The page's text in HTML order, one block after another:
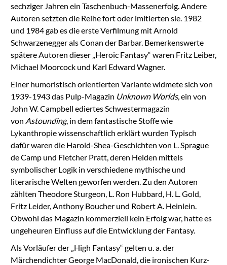
sechziger Jahren ein Taschenbuch-Massenerfolg. Andere
Autoren setzten die Reihe fort oder imitierten sie. 1982
und 1984 gab es die erste Verfilmung mit Arnold
Schwarzenegger als Conan der Barbar. Bemerkenswerte
spätere Autoren dieser „Heroic Fantasy“ waren Fritz Leiber,
Michael Moorcock und Karl Edward Wagner.
Einer humoristisch orientierten Variante widmete sich von
1939-1943 das Pulp-Magazin Unknown Worlds,ein von
John W. Campbell ediertes Schwestermagazin
von Astounding, in dem fantastische Stoffe wie
Lykanthropie wissenschaftlich erklärt wurden Typisch
dafür waren die Harold-Shea-Geschichten von L. Sprague
de Camp und Fletcher Pratt, deren Helden mittels
symbolischer Logik in verschiedene mythische und
literarische Welten geworfen werden. Zu den Autoren
zählten Theodore Sturgeon, L. Ron Hubbard, H. L. Gold,
Fritz Leider, Anthony Boucher und Robert A. Heinlein.
Obwohl das Magazin kommerziell kein Erfolg war, hatte es
ungeheuren Einfluss auf die Entwicklung der Fantasy.
Als Vorläufer der „High Fantasy“ gelten u. a. der
Märchendichter George MacDonald, die ironischen Kurz-